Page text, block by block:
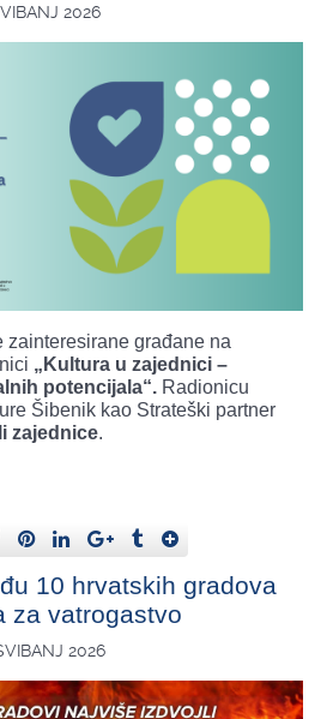
2026
zainteresirane građane na
„Kultura u zajednici –
potencijala“. Radionicu
Šibenik kao Strateški partner
zajednice.
10 hrvatskih gradova
za vatrogastvo
2026